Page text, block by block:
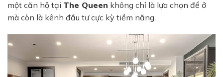
một căn hộ tại The Queen không chỉ là lựa chọn để ở
mà còn là kênh đầu tư cực kỳ tiềm năng.